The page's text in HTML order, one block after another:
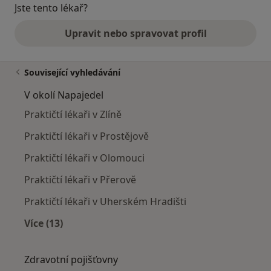
Jste tento lékař?
Upravit nebo spravovat profil
Související vyhledávání
V okolí Napajedel
Praktičtí lékaři v Zlíně
Praktičtí lékaři v Prostějově
Praktičtí lékaři v Olomouci
Praktičtí lékaři v Přerově
Praktičtí lékaři v Uherském Hradišti
Více (13)
Zdravotní pojišťovny